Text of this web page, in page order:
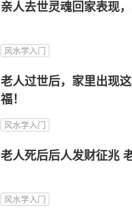
亲人去世灵魂回家表现
风水学入门
老人过世后，家里出现
福！
风水学入门
老人死后后人发财征兆
风水学入门